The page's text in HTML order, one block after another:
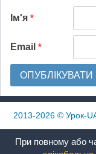
Ім'я *
Email *
2013-2026© Урок-
При повному або